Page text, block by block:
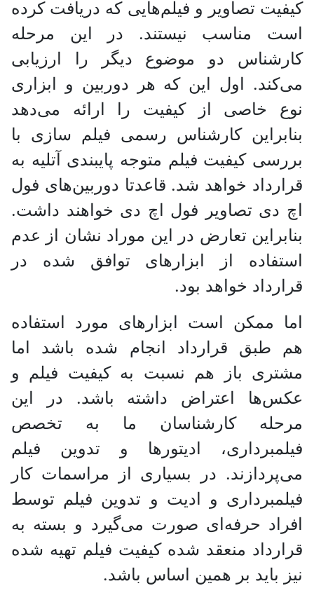
کیفیت تصاویر و فیلم‌هایی که دریافت کرده‌
است مناسب نیستند. در این مرحله
کارشناس دو موضوع دیگر را ارزیابی
می‌کند. اول این که هر دوربین و ابزاری
نوع خاصی از کیفیت را ارائه می‌دهد
بنابراین کارشناس رسمی فیلم سازی با
بررسی کیفیت فیلم متوجه پایبندی آتلیه به
قرارداد خواهد شد. قاعدتا دوربین‌های فول
اچ دی تصاویر فول اچ دی خواهند داشت.
بنابراین تعارض در این موراد نشان از عدم
استفاده از ابزار‌های توافق شده در
قرارداد خواهد بود.
اما ممکن است ابزار‌های مورد استفاده
هم طبق قرارداد انجام شده باشد اما
مشتری باز هم نسبت به کیفیت فیلم و
عکس‌ها اعتراض داشته باشد. در این
مرحله کارشناسان ما به تخصص
فیلمبرداری، ادیتور‌ها و تدوین فیلم
می‌پردازند. در بسیاری از مراسمات کار
فیلمبرداری و ادیت و تدوین فیلم توسط
افراد حرفه‌ای صورت می‌گیرد و بسته به
قرارداد منعقد شده کیفیت فیلم تهیه شده
نیز باید بر همین اساس باشد.